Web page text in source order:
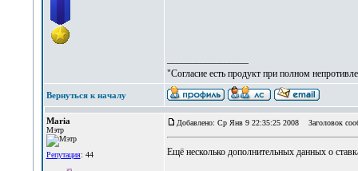
"Согласие есть продукт при полном
Вернуться к началу
Maria
Мэтр
Репутация: 44
Добавлено: Ср Янв 9 22:35:25 2008 Заголовок
Ещё несколько дополнительных данных о